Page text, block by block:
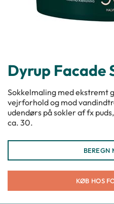
Dyrup Facade
Sokkelmaling med ekstremt
vejrforhold og mod
udendørs på sokler af fx
ca. 30.
KØB HOS